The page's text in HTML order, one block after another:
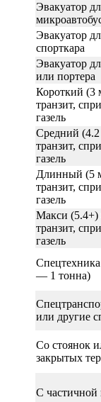
Эвакуатор
Эвакуатор
спорткара
Эвакуатор
или портера
Короткий (3
транзит,
газель
Средний (4.2
транзит,
газель
Длинный (5
транзит,
газель
Макси (5.4+)
транзит,
газель
— 1 тонна)
или другие
Со стоянок
закрытых
С частичной